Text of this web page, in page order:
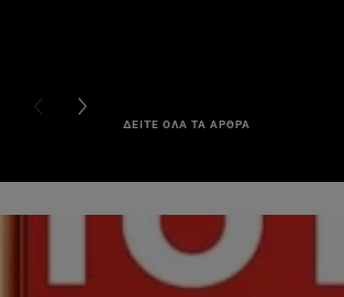
PREVIOUS CARD
NEXT CARD
ΔΕΙΤΕ ΟΛΑ ΤΑ ΑΡΘΡΑ